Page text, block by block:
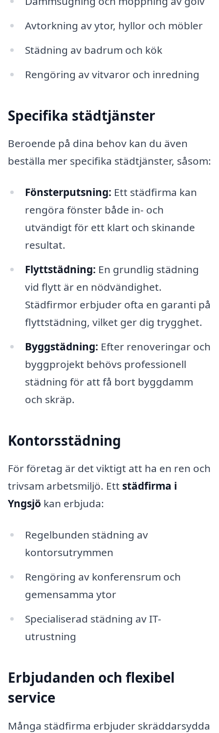
Avtorkning av ytor, hyllor och möbler
Städning av badrum och kök
Rengöring av vitvaror och inredning
Specifika städtjänster
Beroende på dina behov kan du även
beställa mer specifika städtjänster, såsom:
Fönsterputsning: Ett städfirma kan
rengöra fönster både in- och
utvändigt för ett klart och skinande
resultat.
Flyttstädning: En grundlig städning
vid flytt är en nödvändighet.
Städfirmor erbjuder ofta en garanti på
flyttstädning, vilket ger dig trygghet.
Byggstädning: Efter renoveringar och
byggprojekt behövs professionell
städning för att få bort byggdamm
och skräp.
Kontorsstädning
För företag är det viktigt att ha en ren och
trivsam arbetsmiljö. Ett städfirma i
Yngsjö kan erbjuda:
Regelbunden städning av
kontorsutrymmen
Rengöring av konferensrum och
gemensamma ytor
Specialiserad städning av IT-
utrustning
Erbjudanden och flexibel
service
Många städfirma erbjuder skräddarsydda